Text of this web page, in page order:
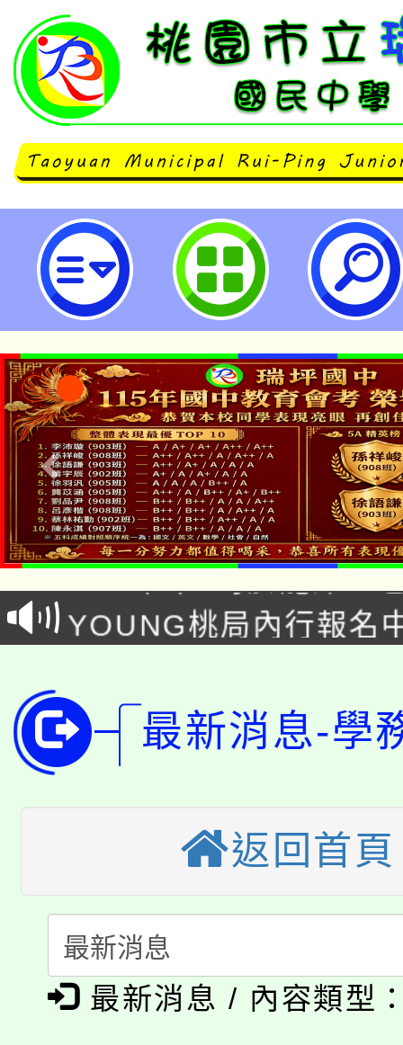
適逢畢業季及端午連假，加強學生
域安全與救溺之宣導事項-桃園市
「本色祭」8/29、30在
場熱烈登場!
8/21下午1時於龍潭區
徵才活動。
YOUNG桃局內行報名
開!
115年桃園市運動會8/
田徑場及游泳池舉行。
桃園市低收入戶享有免
半價優惠，詳情可洽有
者。
份教師增能研習
大溪自造教育及科技
份教師研習
會
115年食農教育專業人
程
「本色祭」8/29、30在
場熱烈登場!
8/21下午1時於龍潭區
最新消息-學
返回首頁
最新消息 / 內容類型